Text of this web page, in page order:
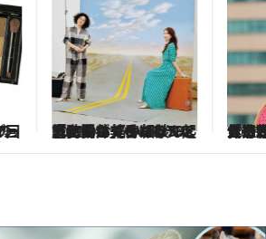
2025.8.30
「母親の苦悩もあらゆるハラスメントも、一人で戦っているような気持ちになるけど…」作家・金原ひとみが語った“苦しみとの向き合い方” 「その日のうちに、別れ